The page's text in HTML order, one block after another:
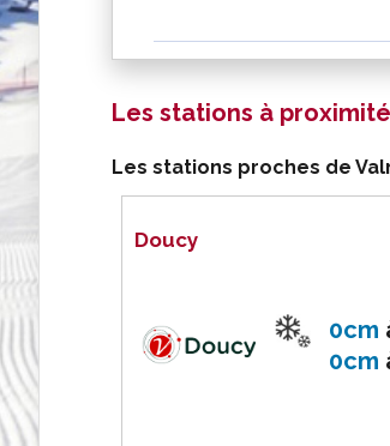
Les stations à
Les stations proches de
Doucy
0cm
0cm